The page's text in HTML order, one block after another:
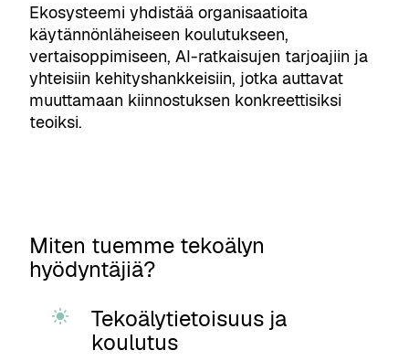
Ekosysteemi yhdistää organisaatioita
käytännönläheiseen koulutukseen,
vertaisoppimiseen, AI-ratkaisujen tarjoajiin ja
yhteisiin kehityshankkeisiin, jotka auttavat
muuttamaan kiinnostuksen konkreettisiksi
teoiksi.
Miten tuemme tekoälyn
hyödyntäjiä?
Tekoälytietoisuus ja
koulutus